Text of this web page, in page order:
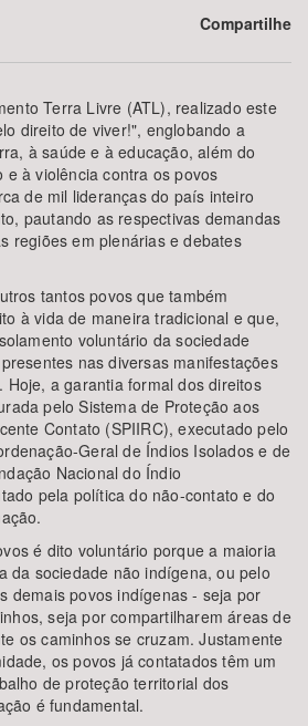
BUSCAR
Compartilhe
Terra Livre (ATL), realizado este
direito de viver!", englobando a
à saúde e à educação, além do
e à violência contra os povos
de mil lideranças do país inteiro
pautando as respectivas demandas
regiões em plenárias e debates
tantos povos que também
à vida de maneira tradicional e que,
voluntário da sociedade
nas diversas manifestações
Hoje, a garantia formal dos direitos
pelo Sistema de Proteção aos
Contato (SPIIRC), executado pelo
Geral de Índios Isolados e de
Nacional do Índio
pela política do não-contato e do
é dito voluntário porque a maioria
da sociedade não indígena, ou pelo
demais povos indígenas - seja por
seja por compartilharem áreas de
os caminhos se cruzam. Justamente
os povos já contatados têm um
de proteção territorial dos
é fundamental.